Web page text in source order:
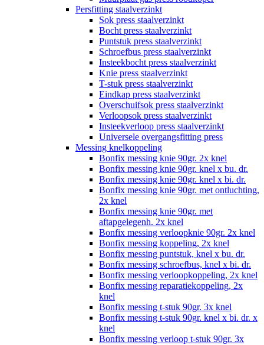
Persfitting staalverzinkt
Sok press staalverzinkt
Bocht press staalverzinkt
Puntstuk press staalverzinkt
Schroefbus press staalverzinkt
Insteekbocht press staalverzinkt
Knie press staalverzinkt
T-stuk press staalverzinkt
Eindkap press staalverzinkt
Overschuifsok press staalverzinkt
Verloopsok press staalverzinkt
Insteekverloop press staalverzinkt
Universele overgangsfitting press
Messing knelkoppeling
Bonfix messing knie 90gr. 2x knel
Bonfix messing knie 90gr. knel x bu. dr.
Bonfix messing knie 90gr. knel x bi. dr.
Bonfix messing knie 90gr. met ontluchting,
2x knel
Bonfix messing knie 90gr. met
aftapgelegenh. 2x knel
Bonfix messing verloopknie 90gr. 2x knel
Bonfix messing koppeling, 2x knel
Bonfix messing puntstuk, knel x bu. dr.
Bonfix messing schroefbus, knel x bi. dr.
Bonfix messing verloopkoppeling, 2x knel
Bonfix messing reparatiekoppeling, 2x
knel
Bonfix messing t-stuk 90gr. 3x knel
Bonfix messing t-stuk 90gr. knel x bi. dr. x
knel
Bonfix messing verloop t-stuk 90gr. 3x